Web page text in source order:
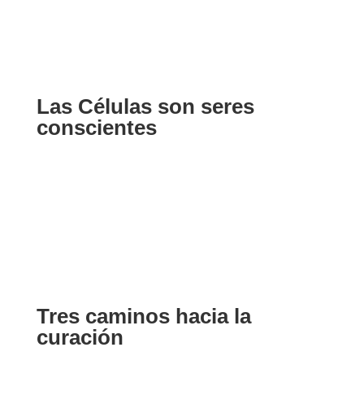
Las Células son seres
conscientes
Tres caminos hacia la
curación